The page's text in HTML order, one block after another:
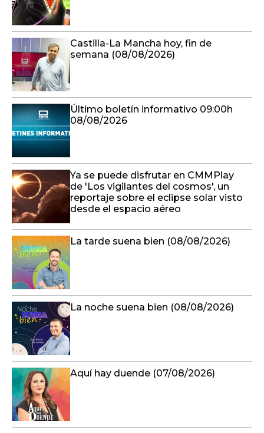
Castilla-La Mancha hoy, fin de
semana (08/08/2026)
Último boletín informativo 09:00h
08/08/2026
Ya se puede disfrutar en CMMPlay
de 'Los vigilantes del cosmos', un
reportaje sobre el eclipse solar visto
desde el espacio aéreo
La tarde suena bien (08/08/2026)
La noche suena bien (08/08/2026)
Aquí hay duende (07/08/2026)